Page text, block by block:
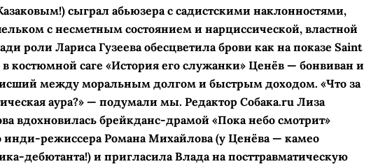
сыграл абьюзера с садистскими наклонностями,
с несметным состоянием и нарциссической, властной
роли Лариса Гузеева обесцветила брови как на показе Saint
костюмной саге «История его служанки» Ценёв — бонвиван и
между моральным долгом и быстрым доходом. «Что за
аура?» — подумали мы. Редактор Собака.ru Лиза
вдохновилась брейкданс-­драмой «Пока небо смотрит»
инди-режиссера Романа Михайлова (у Ценёва — камео
дебютанта!) и пригласила Влада на посттравматическую